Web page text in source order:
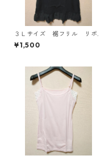
３Ｌサイズ 裾フリル リボ
ン付きタンクトップ ブラッ
ク KAE-4788
¥1,500